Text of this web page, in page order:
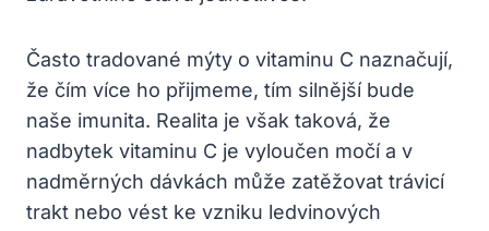
Často tradované mýty o vitaminu C naznačují,
že čím více ho přijmeme, tím silnější bude
naše imunita. Realita je však taková, že
nadbytek vitaminu C je vyloučen močí a v
nadměrných dávkách může zatěžovat trávicí
trakt nebo vést ke vzniku ledvinových